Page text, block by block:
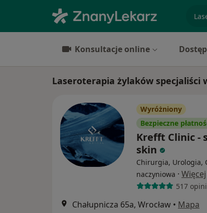
Konsultacje online
Laseroterapia żylaków specjaliści
Wyróżniony
Bezpieczne
Krefft Clinic -
skin
Chirurgia, Urologia,
naczyniowa · Więcej
517
Chałupnicza 65a, Wrocław • Mapa